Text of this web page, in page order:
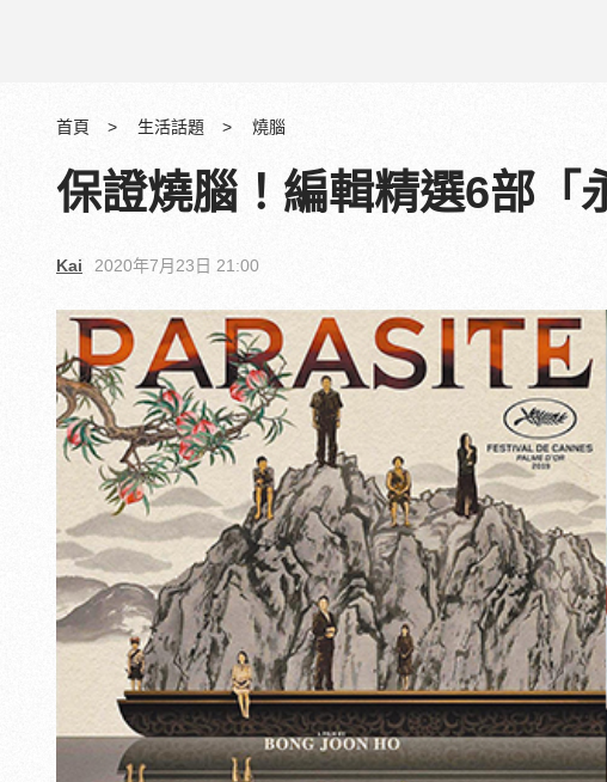
首頁 生活話題 燒腦
保證燒腦！編輯精選6部「
Kai 2020年7月23日 21:00